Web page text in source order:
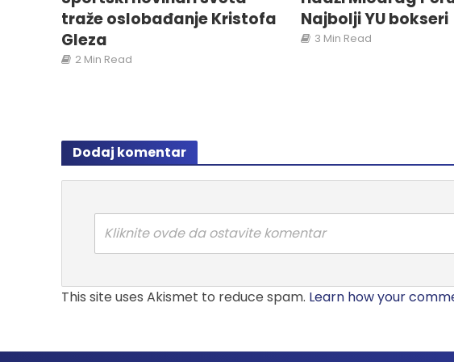
traže oslobađanje Kristofa
Gleza
2 Min Read
Najbolji YU bokseri
3 Min Read
Dodaj komentar
Kliknite ovde da ostavite komentar
This site uses Akismet to reduce spam. Learn how your